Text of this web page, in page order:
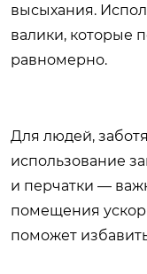
высыхания.
валики, которые
равномерно.
Для людей,
использование
и перчатки —
помещения
поможет